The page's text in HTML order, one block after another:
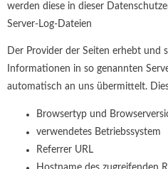
werden diese in dieser
Server-Log-Dateien
Der Provider der Seiten erhebt und
Informationen in so genannten
automatisch an uns übermittelt.
Browsertyp und
verwendetes Betriebssystem
Referrer URL